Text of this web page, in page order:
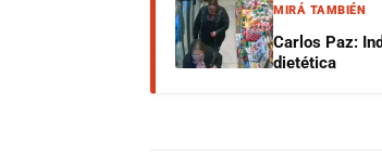
MIRÁ TAMBIÉN
Carlos Paz:
dietética